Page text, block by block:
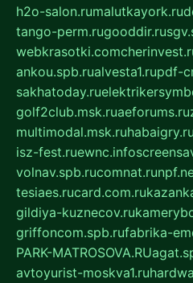
h2o-salon.rumalutkayork.ru
tango-perm.rugooddir.ru
webkrasotki.com
ankou.spb.rualvesta1.rupdf-
sakhatoday.ru
golf2club.msk.ruaeforums.ru
multimodal.msk.ruhabaigry.ru
isz-fest.ruewnc.info
volnav.spb.rucomnat.ru
tesiaes.rucard.com.ru
gildiya-kuznecov.ru
griffoncom.spb.rufabrika-
PARK-MATROSOVA.RU
avtoyurist-moskva1.ru